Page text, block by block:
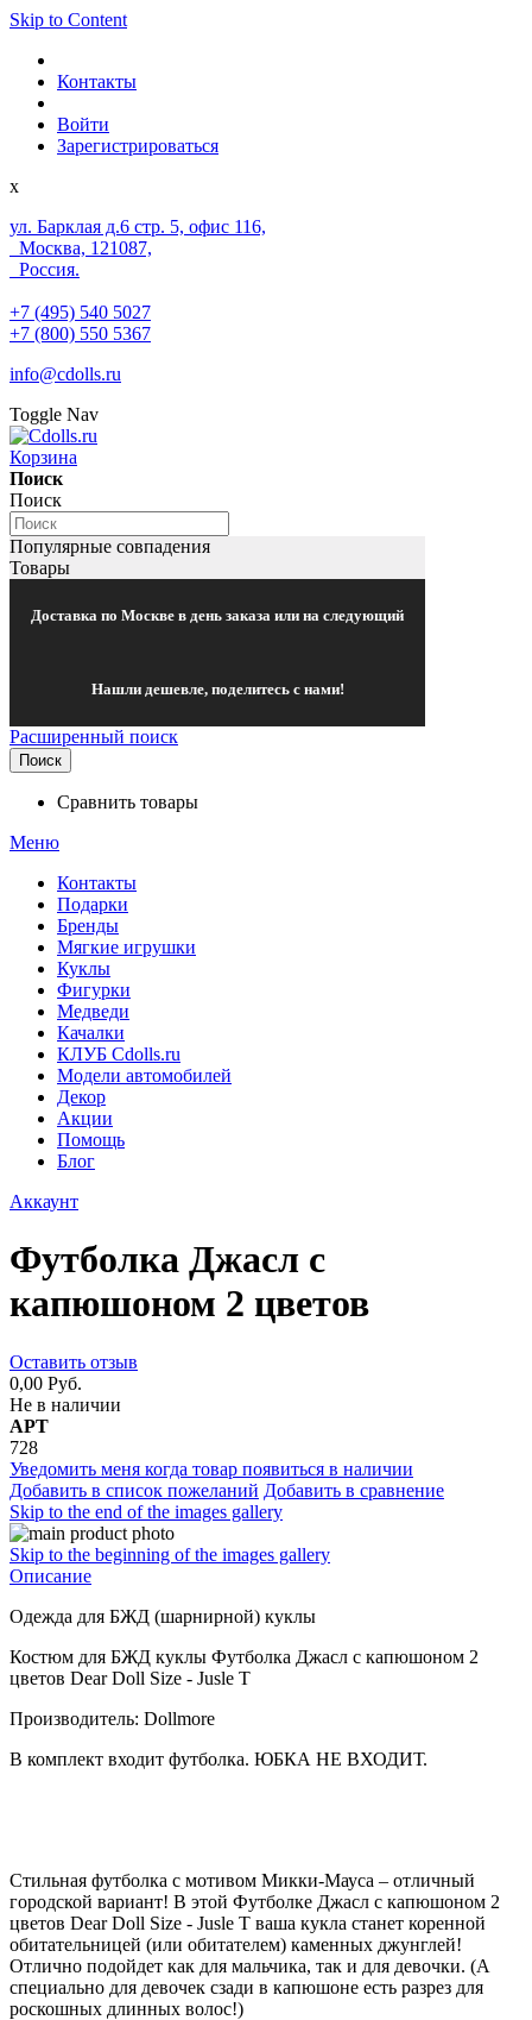
Skip to Content
Контакты
Войти
Зарегистрироваться
x
ул. Барклая д.6 стр. 5, офис 116,
Москва, 121087,
Россия.
+7 (495) 540 5027
+7 (800) 550 5367
info@cdolls.ru
Toggle Nav
Корзина
Поиск
Поиск
Популярные совпадения
Товары
Доставка по Москве в день заказа или на следующий
Нашли дешевле, поделитесь с нами!
Расширенный поиск
Поиск
Сравнить товары
Меню
Контакты
Подарки
Бренды
Мягкие игрушки
Куклы
Фигурки
Медведи
Качалки
КЛУБ Cdolls.ru
Модели автомобилей
Декор
Акции
Помощь
Блог
Аккаунт
Футболка Джасл с
капюшоном 2 цветов
Оставить отзыв
0,00 Руб.
Не в наличии
АРТ
728
Уведомить меня когда товар появиться в наличии
Добавить в список пожеланий Добавить в сравнение
Skip to the end of the images gallery
Skip to the beginning of the images gallery
Описание
Одежда для БЖД (шарнирной) куклы
Костюм для БЖД куклы Футболка Джасл с капюшоном 2
цветов Dear Doll Size - Jusle T
Производитель: Dollmore
В комплект входит футболка. ЮБКА НЕ ВХОДИТ.
Стильная футболка с мотивом Микки-Мауса – отличный
городской вариант! В этой Футболке Джасл с капюшоном 2
цветов Dear Doll Size - Jusle T ваша кукла станет коренной
обитательницей (или обитателем) каменных джунглей!
Отлично подойдет как для мальчика, так и для девочки. (А
специально для девочек сзади в капюшоне есть разрез для
роскошных длинных волос!)